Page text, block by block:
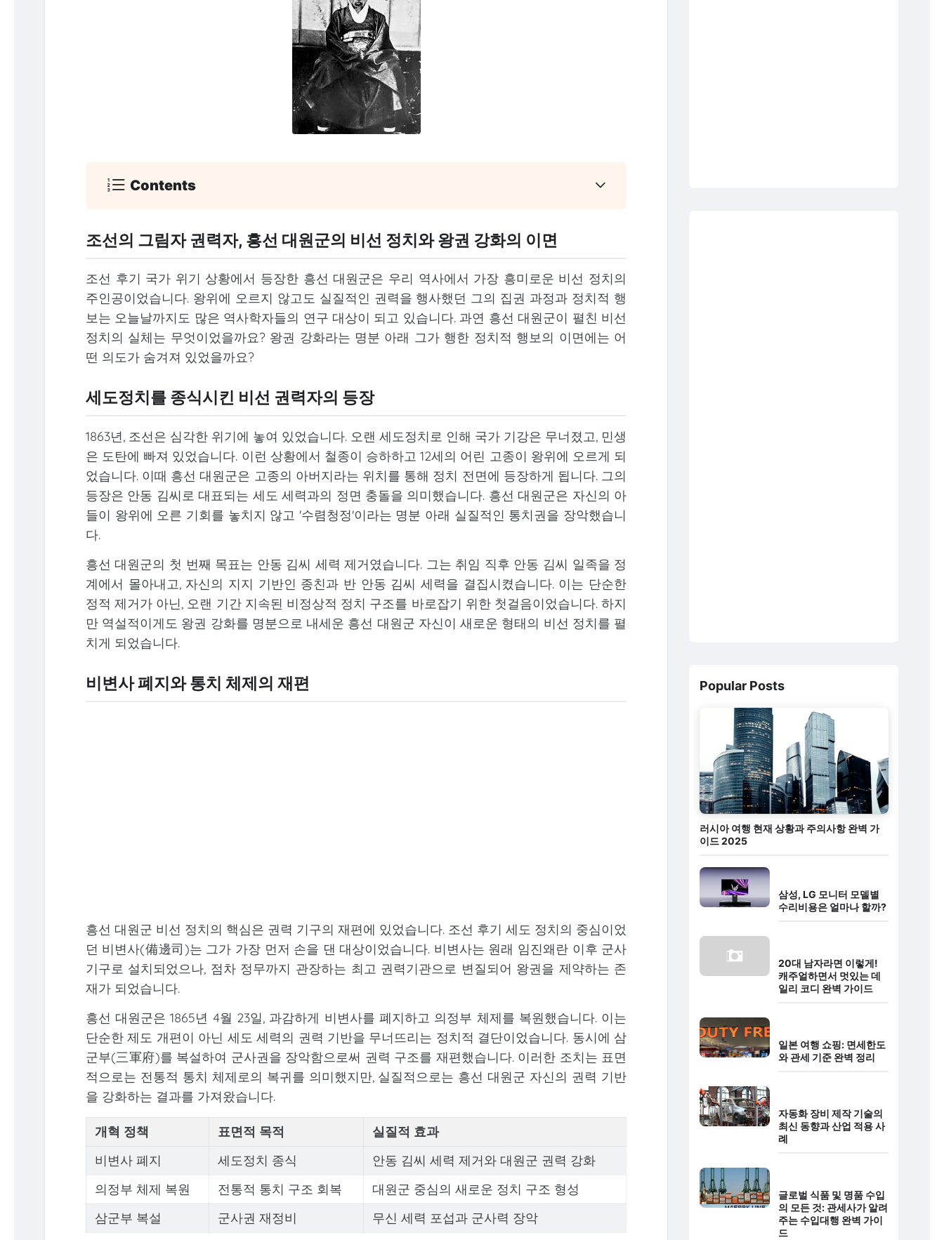
Contents
조선의 그림자 권력자, 흥선 대원군의 비선 정치와 왕권 강화의 이면
조선 후기 국가 위기 상황에서 등장한 흥선 대원군은 우리 역사에서 가장 흥미로운 비선 정치의
주인공이었습니다. 왕위에 오르지 않고도 실질적인 권력을 행사했던 그의 집권 과정과 정치적 행
보는 오늘날까지도 많은 역사학자들의 연구 대상이 되고 있습니다. 과연 흥선 대원군이 펼친 비선
정치의 실체는 무엇이었을까요? 왕권 강화라는 명분 아래 그가 행한 정치적 행보의 이면에는 어
떤 의도가 숨겨져 있었을까요?
세도정치를 종식시킨 비선 권력자의 등장
1863년, 조선은 심각한 위기에 놓여 있었습니다. 오랜 세도정치로 인해 국가 기강은 무너졌고, 민생
은 도탄에 빠져 있었습니다. 이런 상황에서 철종이 승하하고 12세의 어린 고종이 왕위에 오르게 되
었습니다. 이때 흥선 대원군은 고종의 아버지라는 위치를 통해 정치 전면에 등장하게 됩니다. 그의
등장은 안동 김씨로 대표되는 세도 세력과의 정면 충돌을 의미했습니다. 흥선 대원군은 자신의 아
들이 왕위에 오른 기회를 놓치지 않고 '수렴청정'이라는 명분 아래 실질적인 통치권을 장악했습니
다.
흥선 대원군의 첫 번째 목표는 안동 김씨 세력 제거였습니다. 그는 취임 직후 안동 김씨 일족을 정
계에서 몰아내고, 자신의 지지 기반인 종친과 반 안동 김씨 세력을 결집시켰습니다. 이는 단순한
정적 제거가 아닌, 오랜 기간 지속된 비정상적 정치 구조를 바로잡기 위한 첫걸음이었습니다. 하지
만 역설적이게도 왕권 강화를 명분으로 내세운 흥선 대원군 자신이 새로운 형태의 비선 정치를 펼
치게 되었습니다.
비변사 폐지와 통치 체제의 재편
흥선 대원군 비선 정치의 핵심은 권력 기구의 재편에 있었습니다. 조선 후기 세도 정치의 중심이었
던 비변사(備邊司)는 그가 가장 먼저 손을 댄 대상이었습니다. 비변사는 원래 임진왜란 이후 군사
기구로 설치되었으나, 점차 정무까지 관장하는 최고 권력기관으로 변질되어 왕권을 제약하는 존
재가 되었습니다.
흥선 대원군은 1865년 4월 23일, 과감하게 비변사를 폐지하고 의정부 체제를 복원했습니다. 이는
단순한 제도 개편이 아닌 세도 세력의 권력 기반을 무너뜨리는 정치적 결단이었습니다. 동시에 삼
군부(三軍府)를 복설하여 군사권을 장악함으로써 권력 구조를 재편했습니다. 이러한 조치는 표면
적으로는 전통적 통치 체제로의 복귀를 의미했지만, 실질적으로는 흥선 대원군 자신의 권력 기반
을 강화하는 결과를 가져왔습니다.
개혁 정책 표면적 목적
실질적 효과
비변사 폐지
세도정치 종식
안동 김씨 세력 제거와 대원군 권력 강화
의정부 체제 복원
전통적 통치 구조 회복
대원군 중심의 새로운 정치 구조 형성
삼군부 복설
군사권 재정비 무신 세력 포섭과 군사력 장악
Popular Posts
러시아 여행 현재 상황과 주의사항 완벽 가
이드 2025
삼성, LG 모니터 모델별
수리비용은 얼마나 할까?
20대 남자라면 이렇게!
캐주얼하면서 멋있는 데
일리 코디 완벽 가이드
일본 여행 쇼핑: 면세한도
와 관세 기준 완벽 정리
자동화 장비 제작 기술의
최신 동향과 산업 적용 사
례
글로벌 식품 및 명품 수입
의 모든 것: 관세사가 알려
주는 수입대행 완벽 가이
드